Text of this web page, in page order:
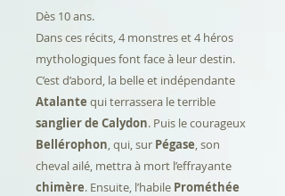
Dès 10 ans.
Dans ces récits, 4 monstres et 4 héros
mythologiques font face à leur destin.
C’est d’abord, la belle et indépendante
Atalante qui terrassera le terrible
sanglier de Calydon. Puis le courageux
Bellérophon, qui, sur Pégase, son
cheval ailé, mettra à mort l’effrayante
chimère. Ensuite, l’habile Prométhée